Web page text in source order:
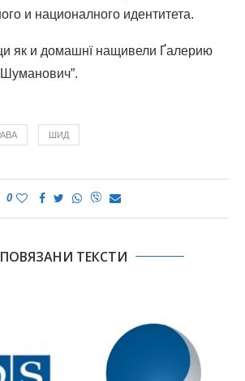
и националного идентитета.
як и домашнї нащивели Ґалерию
ШИД
0
ПОВЯЗАНИ ТЕКСТИ